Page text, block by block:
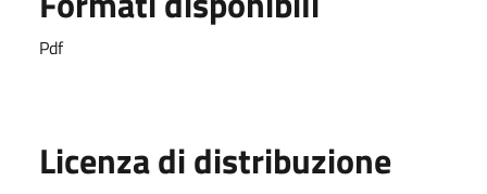
Pdf
Licenza di distribuzione